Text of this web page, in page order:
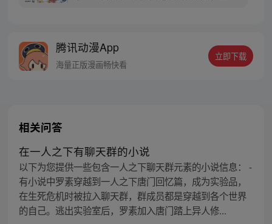
丹、闯秘境、炼功经验啥的。 突然有一天，
潜水良久的他发现……群里每一个群员竟然
腾讯动漫App
海量正版漫画畅快看
立即下载
相关问答
在一人之下有聊天群的小说
以下为您提供一些包含一人之下聊天群元素的小说信息： -
有小说中罗素穿越到一人之下唐门回忆篇，成为实验品，
在生死危机时被拉入聊天群，群成员都是穿越到各个世界
的自己。逃出实验室后，罗素加入唐门踏上异人修...